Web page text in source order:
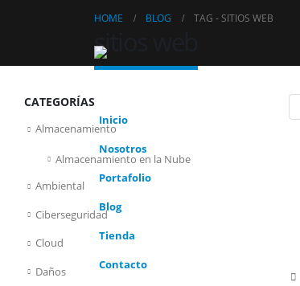
Inicio
Nosotros
Portafolio
Blog
Tienda
Contacto
HOME BLOG TAG - SITIOS WEB
sitios web
CATEGORÍAS
Almacenamiento
Almacenamiento en la Nube
Ambiental
Ciberseguridad
Cloud
Daños